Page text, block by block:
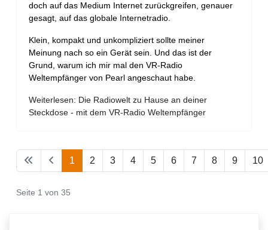
doch auf das Medium Internet zurückgreifen, genauer
gesagt, auf das globale Internetradio.
Klein, kompakt und unkompliziert sollte meiner
Meinung nach so ein Gerät sein. Und das ist der
Grund, warum ich mir mal den VR-Radio
Weltempfänger von Pearl angeschaut habe.
Weiterlesen: Die Radiowelt zu Hause an deiner
Steckdose - mit dem VR-Radio Weltempfänger
1 2 3 4 5 6 7 8 9 10
Seite 1 von 35